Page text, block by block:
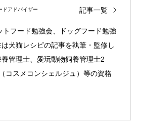
ドアドバイザー 記事一覧
トフード勉強会、ドッグフード勉強
犬猫レシピの記事を執筆・監修し
管理士、愛玩動物飼養管理士2
コスメコンシェルジュ）等の資格